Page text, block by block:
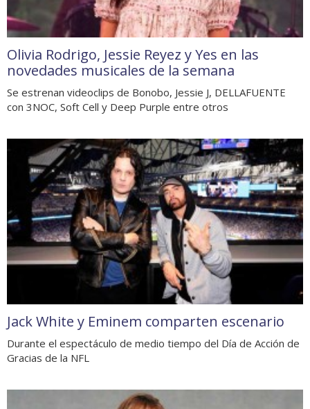
Olivia Rodrigo, Jessie Reyez y Yes en las
novedades musicales de la semana
Se estrenan videoclips de Bonobo, Jessie J, DELLAFUENTE
con 3NOC, Soft Cell y Deep Purple entre otros
Jack White y Eminem comparten escenario
Durante el espectáculo de medio tiempo del Día de Acción de
Gracias de la NFL